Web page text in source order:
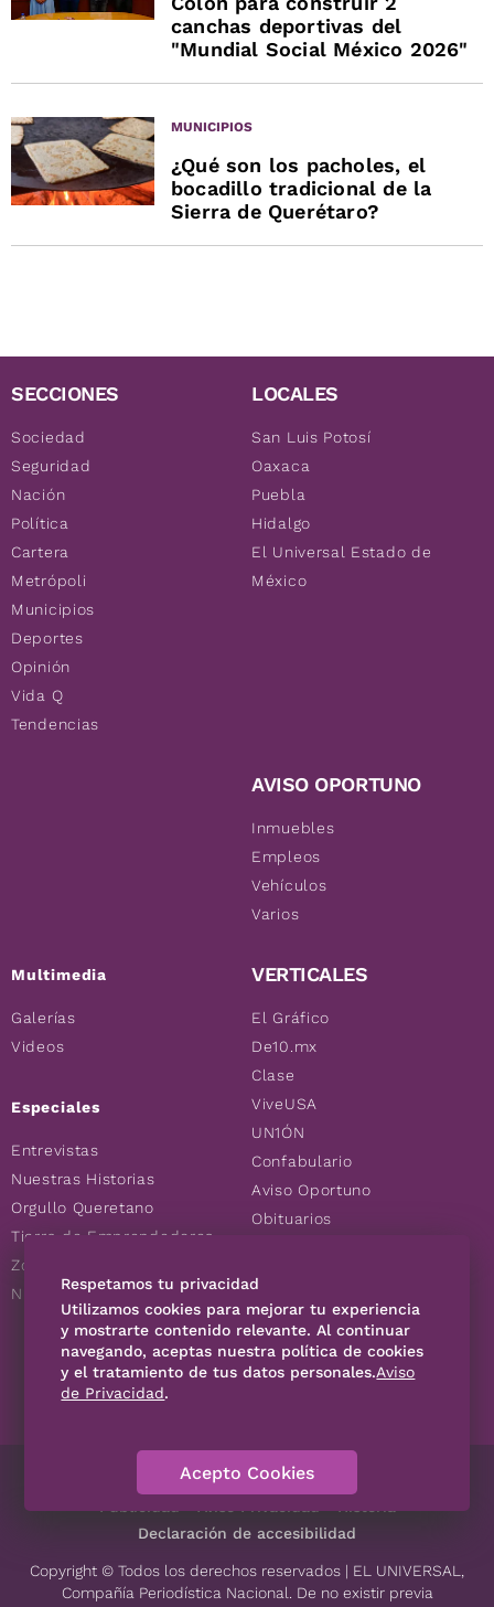
canchas deportivas del
"Mundial Social México 2026"
MUNICIPIOS
¿Qué son los pacholes, el
bocadillo tradicional de la
Sierra de Querétaro?
SECCIONES
Sociedad
Seguridad
Nación
Política
Cartera
Metrópoli
Municipios
Deportes
Opinión
Vida Q
Tendencias
Multimedia
Galerías
Videos
Especiales
Entrevistas
Nuestras Historias
Orgullo Queretano
Tierra de Emprendedores
Zoociales
Nuevos Queretanos
LOCALES
San Luis Potosí
Oaxaca
Puebla
Hidalgo
El Universal Estado de
México
AVISO OPORTUNO
Inmuebles
Empleos
Vehículos
Varios
VERTICALES
El Gráfico
De10.mx
Clase
ViveUSA
UN1ÓN
Confabulario
Aviso Oportuno
Obituarios
Consultas
SÍGUENOS
Contáctanos Código de Ética
Declaración de accesibilidad
Copyright © Todos los derechos reservados | EL UNIVERSAL,
Compañía Periodística Nacional. De no existir previa
Respetamos tu privacidad
Utilizamos cookies para mejorar tu experiencia
y mostrarte contenido relevante. Al continuar
navegando, aceptas nuestra política de cookies
y el tratamiento de tus datos personales.Aviso
de Privacidad.
Acepto Cookies